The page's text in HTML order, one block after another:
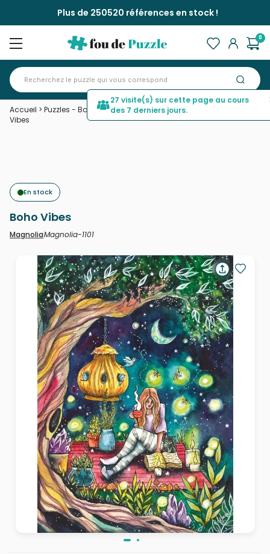
Plus de 250520 références en stock !
0
Accueil > Puzzles - Bandes Dessinées et Dessins Animés
Vibes
En stock
Boho Vibes
MagnoliaMagnolia-1101
27 visite(s) sur cette page au cours
des 7 derniers jours.